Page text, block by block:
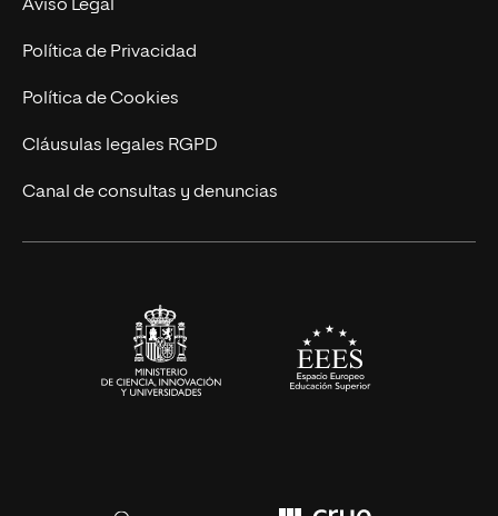
Postgrados
Cursos Universitarios
Trabaja en UNIR
Actualidad
UNIR Revista
Eventos
Aviso Legal
Política de Privacidad
Política de Cookies
Cláusulas legales RGPD
Canal de consultas y denuncias